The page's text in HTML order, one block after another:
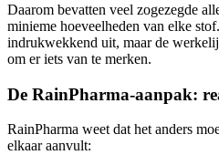
Daarom bevatten veel zogezegde
minieme hoeveelheden van elke
indrukwekkend uit, maar de
om er iets van te merken.
De RainPharma-aanpak:
RainPharma weet dat het anders
elkaar aanvult: